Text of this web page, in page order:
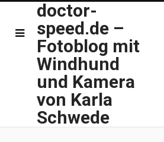
doctor-
speed.de –
Fotoblog mit
Windhund
und Kamera
von Karla
Schwede